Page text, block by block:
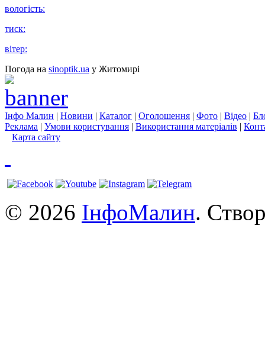
вологість:
тиск:
вітер:
Погода на sinoptik.ua у Житомирі
Інфо Малин | Новини | Каталог | Оголошення | Фото | Відео |
Реклама | Умови користування | Використання матеріалів |
Карта сайту
© 2026 ІнфоМалин.